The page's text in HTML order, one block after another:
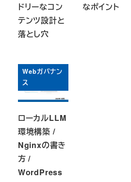
ドリーなコン
テンツ設計と
落とし穴
なポイント
Webガバナン
ス
ローカルLLM
環境構築 /
Nginxの書き
方 /
WordPress